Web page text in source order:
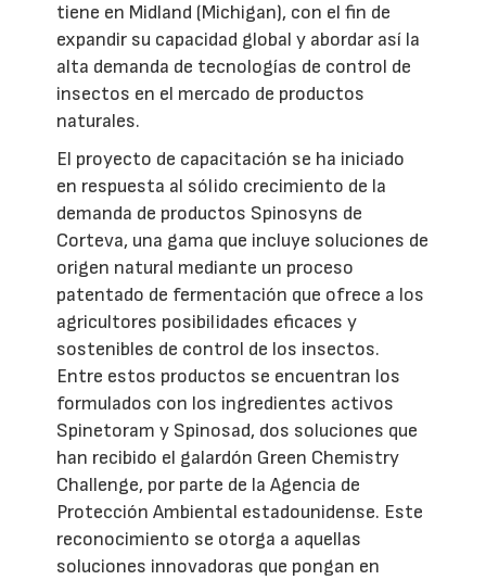
tiene en Midland (Michigan), con el fin de
expandir su capacidad global y abordar así la
alta demanda de tecnologías de control de
insectos en el mercado de productos
naturales.
El proyecto de capacitación se ha iniciado
en respuesta al sólido crecimiento de la
demanda de productos Spinosyns de
Corteva, una gama que incluye soluciones de
origen natural mediante un proceso
patentado de fermentación que ofrece a los
agricultores posibilidades eficaces y
sostenibles de control de los insectos.
Entre estos productos se encuentran los
formulados con los ingredientes activos
Spinetoram y Spinosad, dos soluciones que
han recibido el galardón Green Chemistry
Challenge, por parte de la Agencia de
Protección Ambiental estadounidense. Este
reconocimiento se otorga a aquellas
soluciones innovadoras que pongan en